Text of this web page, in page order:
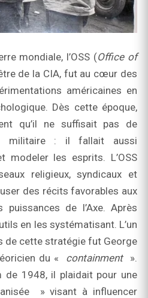
mondiale, l’OSS (Office of
de la CIA, fut au cœur des
américaines en
Dès cette époque,
qu’il ne suffisait pas de
militaire : il fallait aussi
modeler les esprits. L’OSS
religieux, syndicaux et
des récits favorables aux
de l’Axe. Après
en les systématisant. L’un
de cette stratégie fut George
du « containment».
de 1948, il plaidait pour une
» visant à influencer